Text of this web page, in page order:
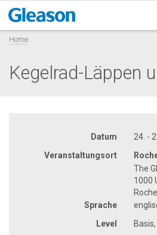
Home
Kegelrad-Läppen
Datum
24. -
Veranstaltungsort
The
1000
Sprache
Level